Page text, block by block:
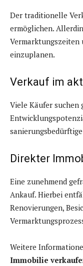
Der traditionelle
ermöglichen.
Vermarktungszeiten
einzuplanen.
Verkauf im
Viele Käufer
Direkter
Eine zunehmend
Ankauf. Hierbei
Renovierungen,
Weitere
Immobilie